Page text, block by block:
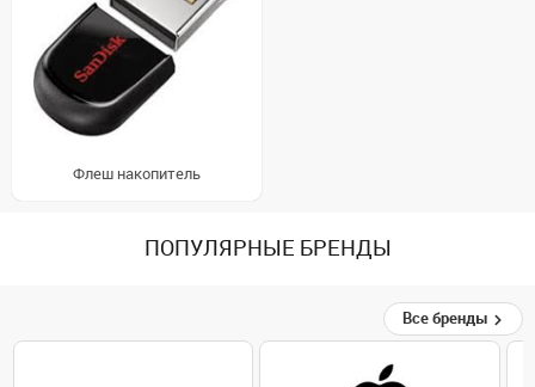
Флеш накопитель
ПОПУЛЯРНЫЕ БРЕНДЫ
Все бренды